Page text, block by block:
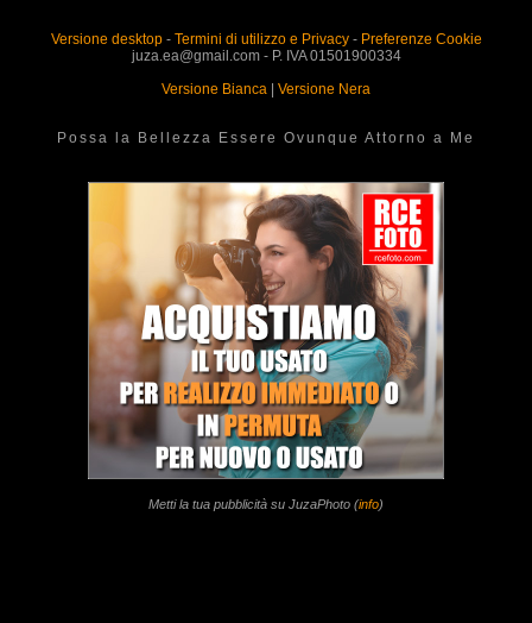
Versione desktop- Termini di utilizzo e Privacy- Preferenze Cookie
juza.ea@gmail.com - P. IVA 01501900334
Versione Bianca
Versione Nera
Possa la Bellezza Essere Ovunque Attorno a Me
Metti la tua pubblicità su JuzaPhoto (info)